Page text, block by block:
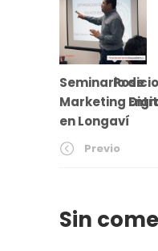
Seminario de
Marketing
en Longaví
Previo
Sin